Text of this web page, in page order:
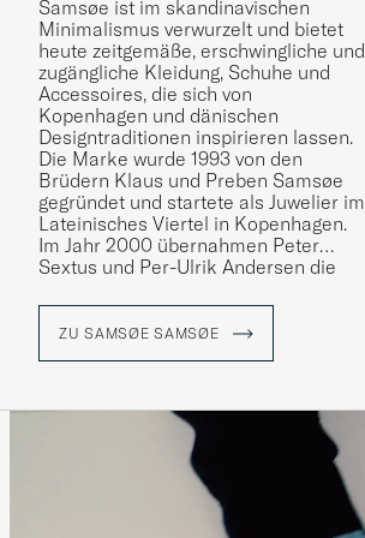
Samsøe ist im skandinavischen
Minimalismus verwurzelt und bietet
heute zeitgemäße, erschwingliche und
zugängliche Kleidung, Schuhe und
Accessoires, die sich von
Kopenhagen und dänischen
Designtraditionen inspirieren lassen.
Die Marke wurde 1993 von den
Brüdern Klaus und Preben Samsøe
gegründet und startete als Juwelier im
Lateinisches Viertel in Kopenhagen.
Im Jahr 2000 übernahmen Peter
Sextus und Per-Ulrik Andersen die
bauten sie in ein internationales
Modehaus um. Samsøe Samsøe
ZU SAMSØE SAMSØE